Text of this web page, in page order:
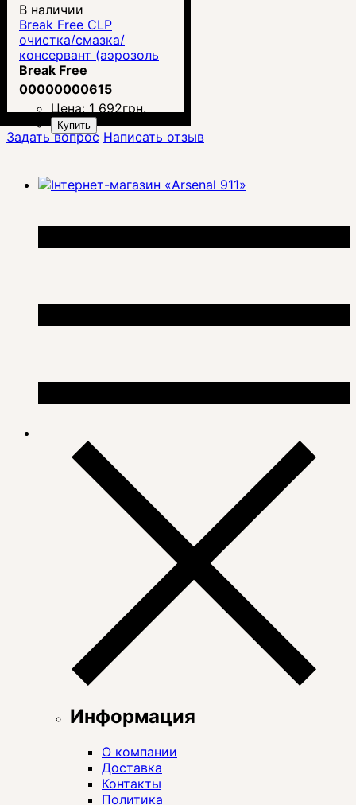
В наличии
Break Free CLP
очистка/смазка/
консервант (аэрозоль
340 г)
Break Free
00000000615
Цена: 1 692грн.
Купить
Задать вопрос Написать отзыв
Информация
О компании
Доставка
Контакты
Политика